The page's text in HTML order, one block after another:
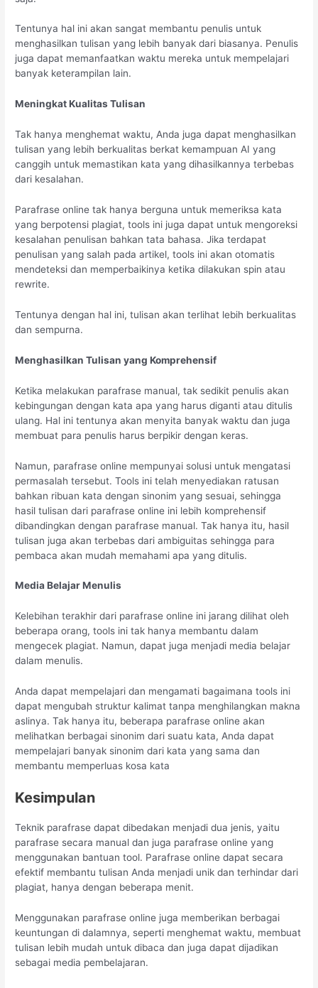
Tentunya hal ini akan sangat membantu penulis untuk
menghasilkan tulisan yang lebih banyak dari biasanya. Penulis
juga dapat memanfaatkan waktu mereka untuk mempelajari
banyak keterampilan lain.
Meningkat Kualitas Tulisan
Tak hanya menghemat waktu, Anda juga dapat menghasilkan
tulisan yang lebih berkualitas berkat kemampuan AI yang
canggih untuk memastikan kata yang dihasilkannya terbebas
dari kesalahan.
Parafrase online tak hanya berguna untuk memeriksa kata
yang berpotensi plagiat, tools ini juga dapat untuk mengoreksi
kesalahan penulisan bahkan tata bahasa. Jika terdapat
penulisan yang salah pada artikel, tools ini akan otomatis
mendeteksi dan memperbaikinya ketika dilakukan spin atau
rewrite.
Tentunya dengan hal ini, tulisan akan terlihat lebih berkualitas
dan sempurna.
Menghasilkan Tulisan yang Komprehensif
Ketika melakukan parafrase manual, tak sedikit penulis akan
kebingungan dengan kata apa yang harus diganti atau ditulis
ulang. Hal ini tentunya akan menyita banyak waktu dan juga
membuat para penulis harus berpikir dengan keras.
Namun, parafrase online mempunyai solusi untuk mengatasi
permasalah tersebut. Tools ini telah menyediakan ratusan
bahkan ribuan kata dengan sinonim yang sesuai, sehingga
hasil tulisan dari parafrase online ini lebih komprehensif
dibandingkan dengan parafrase manual. Tak hanya itu, hasil
tulisan juga akan terbebas dari ambiguitas sehingga para
pembaca akan mudah memahami apa yang ditulis.
Media Belajar Menulis
Kelebihan terakhir dari parafrase online ini jarang dilihat oleh
beberapa orang, tools ini tak hanya membantu dalam
mengecek plagiat. Namun, dapat juga menjadi media belajar
dalam menulis.
Anda dapat mempelajari dan mengamati bagaimana tools ini
dapat mengubah struktur kalimat tanpa menghilangkan makna
aslinya. Tak hanya itu, beberapa parafrase online akan
melihatkan berbagai sinonim dari suatu kata, Anda dapat
mempelajari banyak sinonim dari kata yang sama dan
membantu memperluas kosa kata
Kesimpulan
Teknik parafrase dapat dibedakan menjadi dua jenis, yaitu
parafrase secara manual dan juga parafrase online yang
menggunakan bantuan tool. Parafrase online dapat secara
efektif membantu tulisan Anda menjadi unik dan terhindar dari
plagiat, hanya dengan beberapa menit.
Menggunakan parafrase online juga memberikan berbagai
keuntungan di dalamnya, seperti menghemat waktu, membuat
tulisan lebih mudah untuk dibaca dan juga dapat dijadikan
sebagai media pembelajaran.